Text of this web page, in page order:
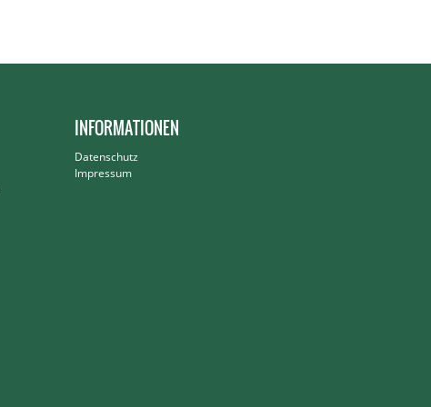
INFORMATIONEN
Datenschutz
Impressum